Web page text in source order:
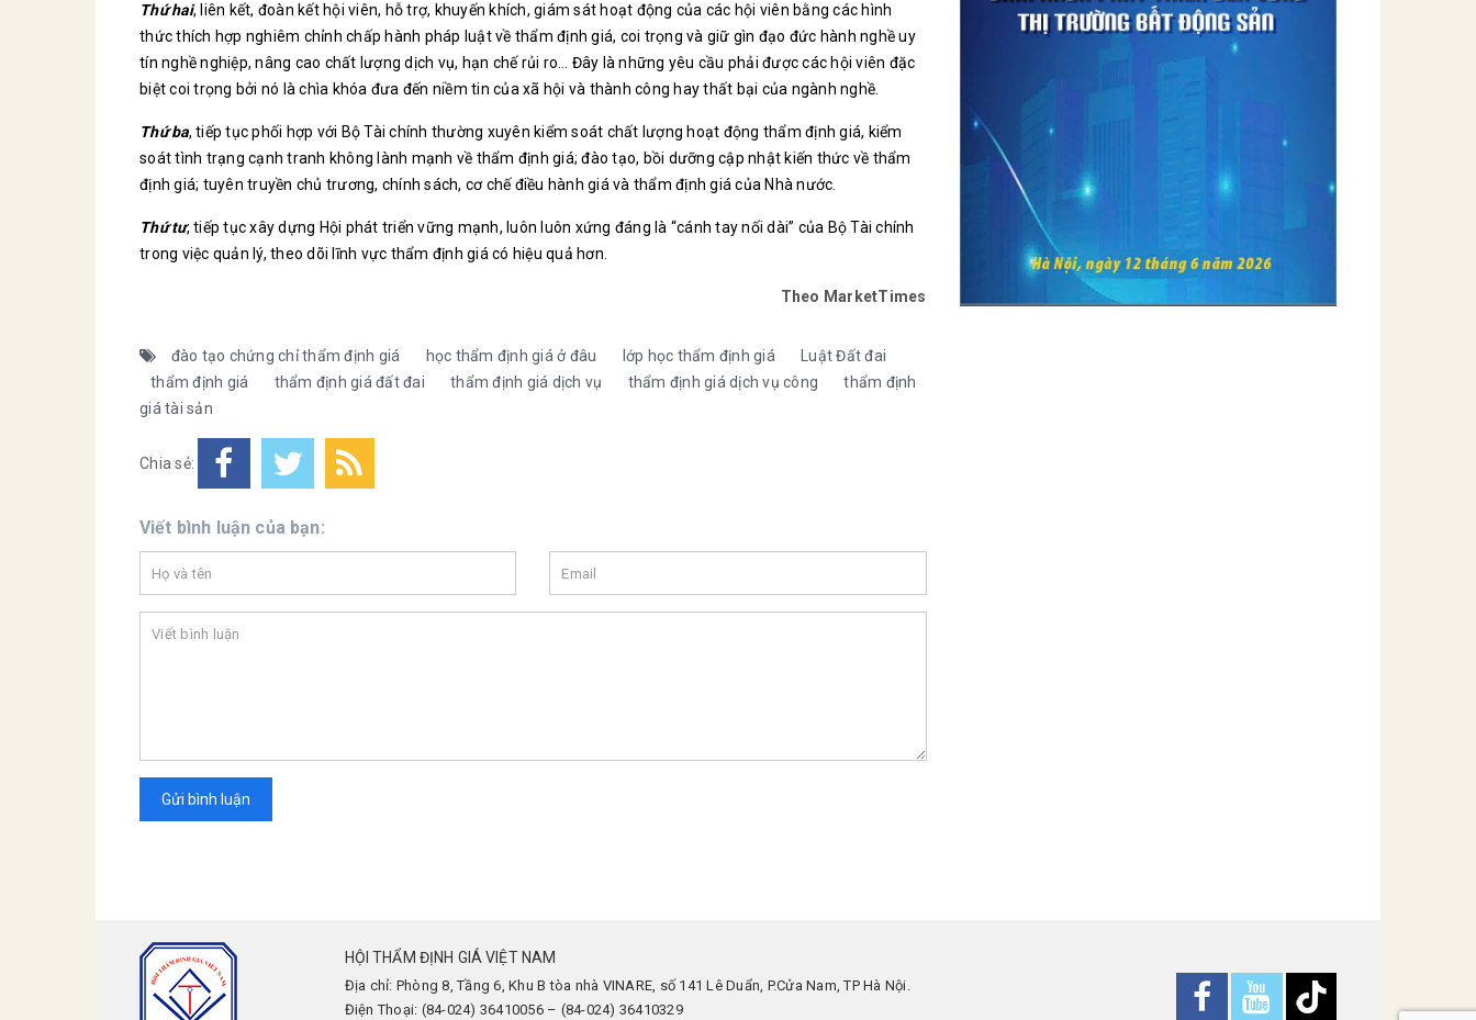
Thứ hai, liên kết, đoàn kết hội viên, hỗ trợ, khuyến khích, giám sát hoạt động của các hội viên bằng các hình
thức thích hợp nghiêm chỉnh chấp hành pháp luật về thẩm định giá, coi trọng và giữ gìn đạo đức hành nghề uy
tín nghề nghiệp, nâng cao chất lượng dịch vụ, hạn chế rủi ro… Đây là những yêu cầu phải được các hội viên đặc
biệt coi trọng bởi nó là chìa khóa đưa đến niềm tin của xã hội và thành công hay thất bại của ngành nghề.
Thứ ba, tiếp tục phối hợp với Bộ Tài chính thường xuyên kiểm soát chất lượng hoạt động thẩm định giá, kiểm
soát tình trạng cạnh tranh không lành mạnh về thẩm định giá; đào tạo, bồi dưỡng cập nhật kiến thức về thẩm
định giá; tuyên truyền chủ trương, chính sách, cơ chế điều hành giá và thẩm định giá của Nhà nước.
Thứ tư, tiếp tục xây dựng Hội phát triển vững mạnh, luôn luôn xứng đáng là “cánh tay nối dài” của Bộ Tài chính
trong việc quản lý, theo dõi lĩnh vực thẩm định giá có hiệu quả hơn.
Theo MarketTimes
đào tạo chứng chỉ thẩm định giá học thẩm định giá ở đâu lớp học thẩm định giá
Luật Đất đai
thẩm định giá
thẩm định giá đất đai thẩm định giá dịch vụ thẩm định giá dịch vụ công
thẩm định
giá tài sản
Chia sẻ:
Viết bình luận của bạn:
Gửi bình luận
HỘI THẨM ĐỊNH GIÁ VIỆT NAM
Địa chỉ: Phòng 8, Tầng 6, Khu B tòa nhà VINARE, số 141 Lê Duẩn, P.Cửa Nam, TP Hà Nội.
Điện Thoại: (84-024) 36410056 – (84-024) 36410329